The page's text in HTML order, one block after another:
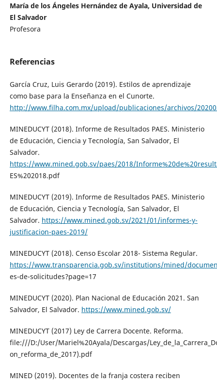
María de los Ángeles Hernández de Ayala, Universidad de
El Salvador
Profesora
Referencias
García Cruz, Luis Gerardo (2019). Estilos de aprendizaje
como base para la Enseñanza en el Cunorte.
http://www.filha.com.mx/upload/publicaciones/archivos/
MINEDUCYT (2018). Informe de Resultados PAES. Ministerio
de Educación, Ciencia y Tecnología, San Salvador, El
Salvador.
https://www.mined.gob.sv/paes/2018/
ES%202018.pdf
MINEDUCYT (2019). Informe de Resultados PAES. Ministerio
de Educación, Ciencia y Tecnología, San Salvador, El
Salvador. https://www.mined.gob.sv/2021/01/informes-y-
justificacion-paes-2019/
MINEDUCYT (2018). Censo Escolar 2018- Sistema Regular.
https://www.transparencia.gob.sv/institutions/mined/
es-de-solicitudes?page=17
MINEDUCYT (2020). Plan Nacional de Educación 2021. San
Salvador, El Salvador. https://www.mined.gob.sv/
MINEDUCYT (2017) Ley de Carrera Docente. Reforma.
file:///D:/User/Mariel%20Ayala/Descargas/
on_reforma_de_2017).pdf
MINED (2019). Docentes de la franja costera reciben